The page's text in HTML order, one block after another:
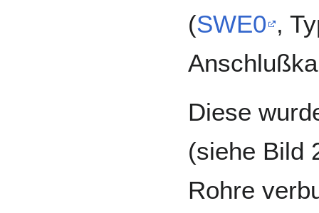
(SWE0 ,
Diese
(siehe Bild
Rohre